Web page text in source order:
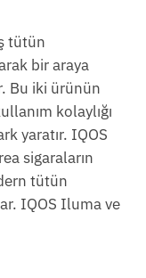
tütün
bir araya
Bu iki ürünün
kolaylığı
yaratır. IQOS
sigaraların
tütün
IQOS Iluma ve